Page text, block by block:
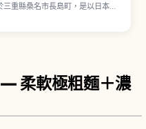
重縣桑名市長島町，是以日本國
聞名的花卉主題公園。秋海棠花
平方公尺，種植約600種、
柔軟極粗麵＋濃